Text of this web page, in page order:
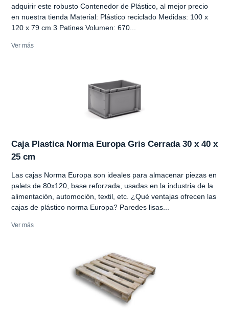
adquirir este robusto Contenedor de Plástico, al mejor precio
en nuestra tienda Material: Plástico reciclado Medidas: 100 x
120 x 79 cm 3 Patines Volumen: 670...
Ver más
Caja Plastica Norma Europa Gris Cerrada 30 x 40 x
25 cm
Las cajas Norma Europa son ideales para almacenar piezas en
palets de 80x120, base reforzada, usadas en la industria de la
alimentación, automoción, textil, etc. ¿Qué ventajas ofrecen las
cajas de plástico norma Europa? Paredes lisas...
Ver más